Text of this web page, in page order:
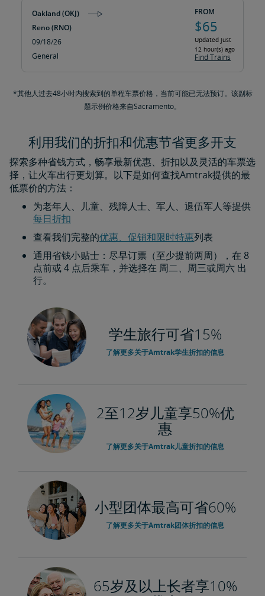
Oakland (OKJ)
Reno (RNO)
09/18/26
General
FROM
$65
Updated just
12 hour(s) ago
Find Trains
*其他人过去48小时内搜索到的单程车票价格，当前可能已无法预订。该副标
题示例价格来自Sacramento。
利用我们的折扣和优惠节省更多开支
探索多种省钱方式，畅享最新优惠、折扣以及灵活的车票选
择，让火车出行更划算。以下是如何查找Amtrak提供的最
低票价的方法：
为老年人、儿童、残障人士、军人、退伍军人等提供
每日折扣​​​​​​​
查看我们完整的优惠、促销和限时特惠列表
通用省钱小贴士：尽早订票（至少提前两周），在 8
点前或 4 点后乘车，并选择在 周二、周三或周六 出
行。
学生旅行可省15%
了解更多关于Amtrak学生折扣的信息
2至12岁儿童享50%优
惠
了解更多关于Amtrak儿童折扣的信息
小型团体最高可省60%
了解更多关于Amtrak团体折扣的信息
65岁及以上长者享10%